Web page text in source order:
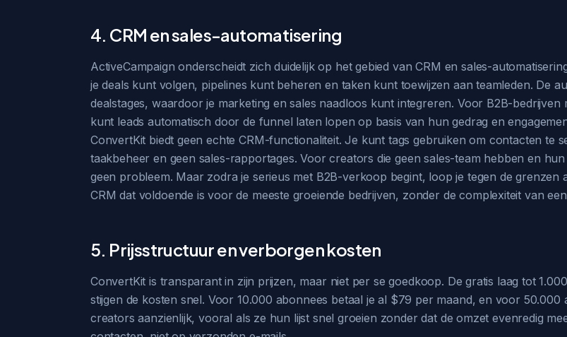
4. CRM en sales-automatisering
ActiveCampaign onderscheidt zich duidelijk op het gebied van CRM en sales-
je deals kunt volgen, pipelines kunt beheren en taken kunt toewijzen aan teamleden. De
dealstages, waardoor je marketing en sales naadloos kunt integreren. Voor B2B-
kunt leads automatisch door de funnel laten lopen op basis van hun gedrag en
ConvertKit biedt geen echte CRM-functionaliteit. Je kunt tags gebruiken om contacten te
taakbeheer en geen sales-rapportages. Voor creators die geen sales-team hebben en
geen probleem. Maar zodra je serieus met B2B-verkoop begint, loop je tegen de grenzen
CRM dat voldoende is voor de meeste groeiende bedrijven, zonder de complexiteit van
5. Prijsstructuur en verborgen kosten
ConvertKit is transparant in zijn prijzen, maar niet per se goedkoop. De gratis laag tot
stijgen de kosten snel. Voor 10.000 abonnees betaal je al $79 per maand, en voor
creators aanzienlijk, vooral als ze hun lijst snel groeien zonder dat de omzet evenredig